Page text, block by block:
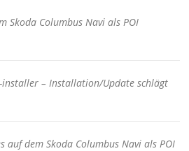
Skoda Columbus Navi als POI
– Installation/Update schlägt
auf dem Skoda Columbus Navi als POI